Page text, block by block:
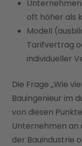
oft höher als
Modell
Tarifvertrag
individueller
Die Frage „Wie
Bauingenieur im
von diesen
Unternehmen an
der Bauindustrie